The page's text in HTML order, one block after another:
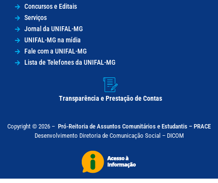
Concursos e Editais
Serviços
Jornal da UNIFAL-MG
UNIFAL-MG na mídia
Fale com a UNIFAL-MG
Lista de Telefones da UNIFAL-MG
Transparência e Prestação de Contas
Copyright © 2026 – Pró-Reitoria de Assuntos Comunitários e Estudantis – PRACE
Desenvolvimento Diretoria de Comunicação Social – DICOM